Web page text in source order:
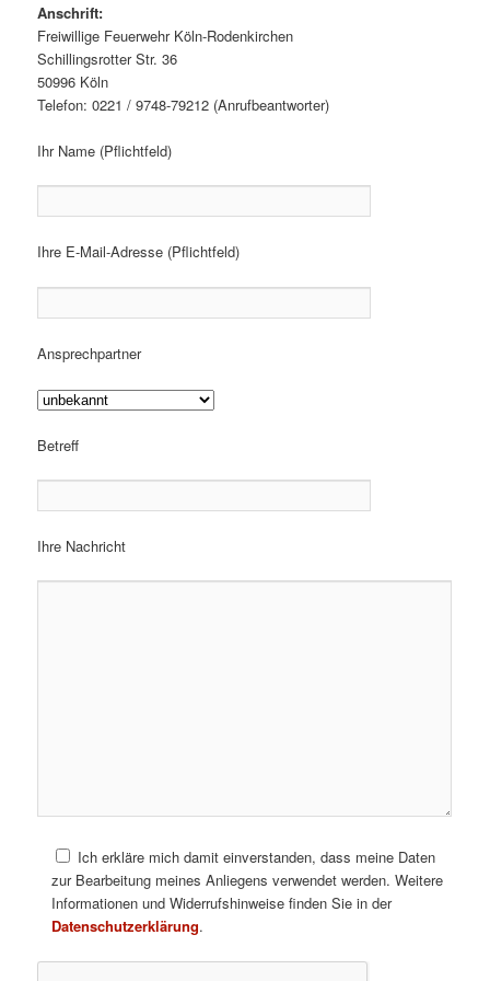
Anschrift:
Freiwillige Feuerwehr Köln-Rodenkirchen
Schillingsrotter Str. 36
50996 Köln
Telefon: 0221 / 9748-79212 (Anrufbeantworter)
Ihr Name (Pflichtfeld)
Ihre E-Mail-Adresse (Pflichtfeld)
Ansprechpartner
Betreff
Ihre Nachricht
Ich erkläre mich damit einverstanden, dass meine Daten
zur Bearbeitung meines Anliegens verwendet werden. Weitere
Informationen und Widerrufshinweise finden Sie in der
Datenschutzerklärung.